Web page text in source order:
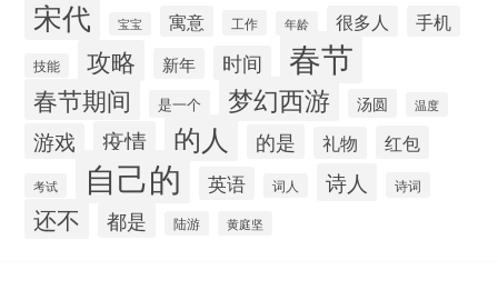
宋代 宝宝 寓意 工作 年龄 很多人 手机
技能 攻略 新年 时间 春节
春节期间 是一个 梦幻西游 汤圆 温度
游戏 疫情 的人 的是 礼物 红包
考试 自己的 英语 词人 诗人 诗词
还不 都是 陆游 黄庭坚